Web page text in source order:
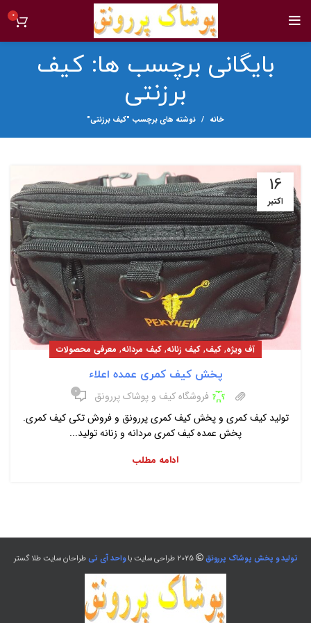
0
بایگانی برچسب ها: کیف
برزنتی
خانه نوشته های برچسب "کیف برزنتی"
16
اکتبر
آف ویژه, کیف, کیف زنانه, کیف مردانه, معرفی محصولات
پخش کیف کمری عمده اعلاء
فروشگاه کیف و پوشاک پررونق ۰
تولید کیف کمری و پخش کیف کمری پررونق و فروش تکی کیف کمری.
پخش عمده کیف کمری مردانه و زنانه تولید...
ادامه مطلب
تولید و پخش پوشاک پررونق 2025 طراحی سایت با واحد آی تیطراحان سایت طلا گستر